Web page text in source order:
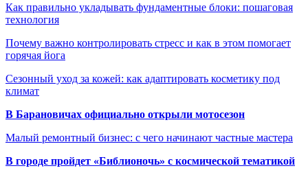
Как правильно укладывать фундаментные блоки: пошаговая
технология
Почему важно контролировать стресс и как в этом помогает
горячая йога
Сезонный уход за кожей: как адаптировать косметику под
климат
В Барановичах официально открыли мотосезон
Малый ремонтный бизнес: с чего начинают частные мастера
В городе пройдет «Библионочь» с космической тематикой